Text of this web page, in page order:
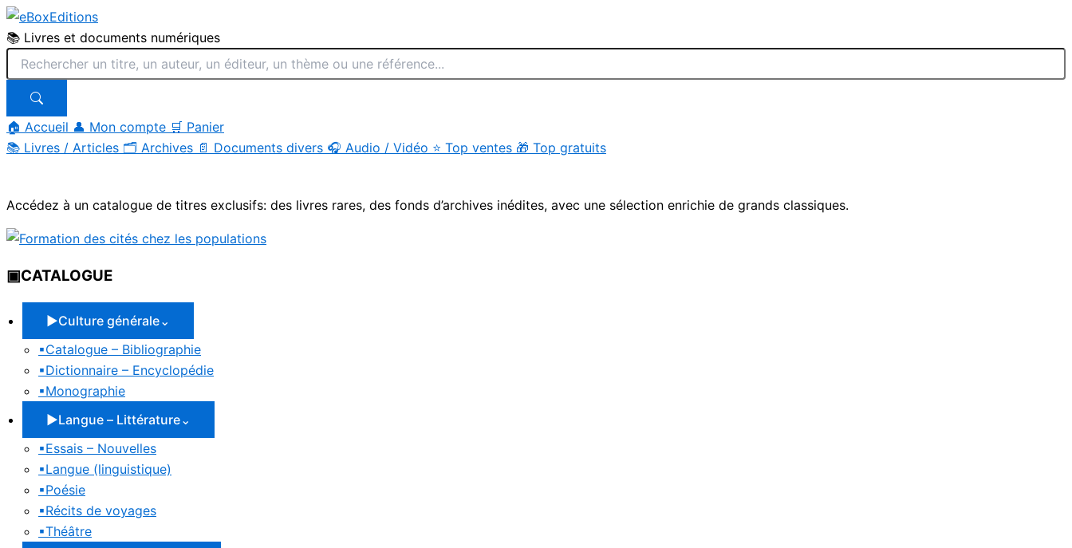
📚 Livres et documents numériques
🏠 Accueil 👤 Mon compte 🛒 Panier
📚 Livres / Articles 🗂 Archives 📄 Documents divers 🎧 Audio / Vidéo ⭐ Top ventes 🎁 Top gratuits
contenu
Accédez à un catalogue de titres exclusifs: des livres rares, des fonds d’archives inédites, avec une sélection enrichie de grands classiques.
▣CATALOGUE
▶Culture générale⌄
▪Catalogue – Bibliographie
▪Dictionnaire – Encyclopédie
▪Monographie
▶Langue – Littérature⌄
▪Essais – Nouvelles
▪Langue (linguistique)
▪Poésie
▪Récits de voyages
▪Théâtre